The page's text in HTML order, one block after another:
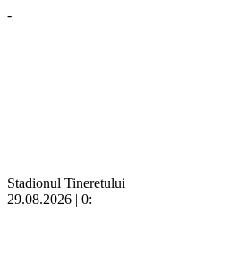
-
Stadionul Tineretului
29.08.2026 | 0: